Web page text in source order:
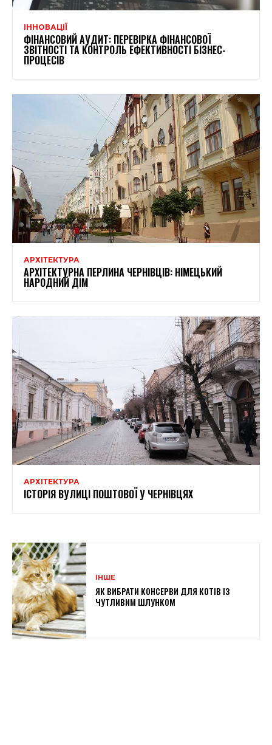
ІННОВАЦІЇ
ФІНАНСОВИЙ АУДИТ: ПЕРЕВІРКА ФІНАНСОВОЇ
ЗВІТНОСТІ ТА КОНТРОЛЬ ЕФЕКТИВНОСТІ БІЗНЕС-
ПРОЦЕСІВ
АРХІТЕКТУРА
АРХІТЕКТУРНА ПЕРЛИНА ЧЕРНІВЦІВ: НІМЕЦЬКИЙ
НАРОДНИЙ ДІМ
АРХІТЕКТУРА
ІСТОРІЯ ВУЛИЦІ ПОШТОВОЇ У ЧЕРНІВЦЯХ
ІНШЕ
ЯК ВИБРАТИ КОНСЕРВИ ДЛЯ КОТІВ ІЗ
ЧУТЛИВИМ ШЛУНКОМ